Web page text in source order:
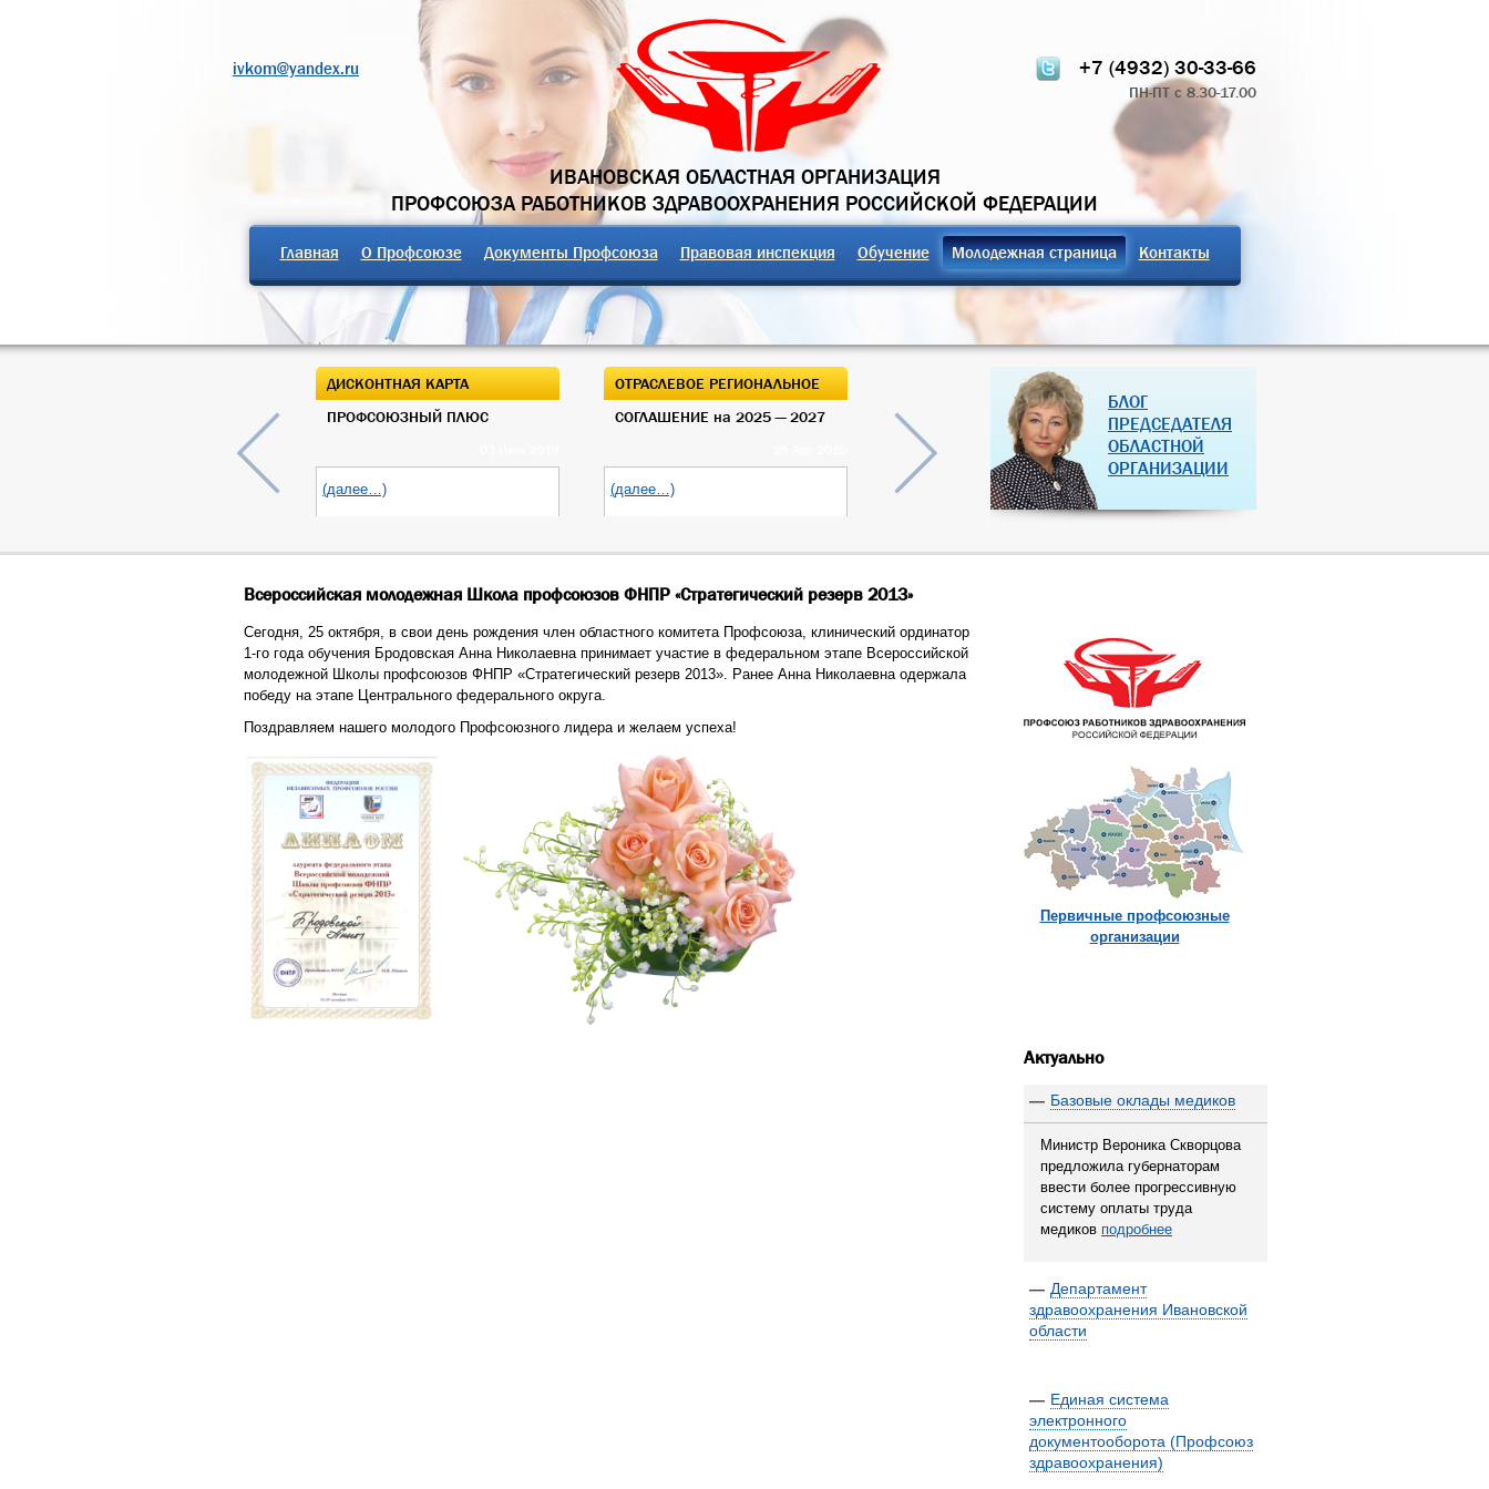
ivkom@yandex.ru +7 (4932) 30-33-66
ПН-ПТ с 8.30-17.00
ИВАНОВСКАЯ ОБЛАСТНАЯ ОРГАНИЗАЦИЯ
ПРОФСОЮЗА РАБОТНИКОВ ЗДРАВООХРАНЕНИЯ РОССИЙСКОЙ ФЕДЕРАЦИИ
Главная О Профсоюзе Документы Профсоюза Правовая инспекция Обучение Молодежная страница Контакты
ДИСКОНТНАЯ КАРТА
ПРОФСОЮЗНЫЙ ПЛЮС
(далее…)
ОТРАСЛЕВОЕ РЕГИОНАЛЬНОЕ
СОГЛАШЕНИЕ на 2025 — 2027
(далее…)
ОТКРЫТЫЙ ОТЧЁТ О РАБОТЕ
ОБЛАСТНОГО КОМИТЕТА 2024
07 Дек 2018
(далее…)
РОССИЙСКОЙ ФЕДЕРАЦИИ
БЛОГ
ПРЕДСЕДАТЕЛЯ
ОБЛАСТНОЙ
ОРГАНИЗАЦИИ
Всероссийская молодежная Школа профсоюзов ФНПР «Стратегический резерв 2013»
Сегодня, 25 октября, в свои день рождения член областного комитета Профсоюза, клинический ординатор
1-го года обучения Бродовская Анна Николаевна принимает участие в федеральном этапе Всероссийской
молодежной Школы профсоюзов ФНПР «Стратегический резерв 2013». Ранее Анна Николаевна одержала
победу на этапе Центрального федерального округа.
Поздравляем нашего молодого Профсоюзного лидера и желаем успеха!
Первичные профсоюзные
организации
Актуально
— Базовые оклады медиков
Министр Вероника Скворцова
предложила губернаторам
ввести более прогрессивную
систему оплаты труда
медиков подробнее
— Департамент
здравоохранения Ивановской
области
— Единая система
электронного
документооборота (Профсоюз
здравоохранения)